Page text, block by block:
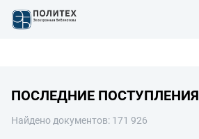
ПОСЛЕДНИЕ ПОСТУПЛЕНИЯ
Найдено документов: 171 926